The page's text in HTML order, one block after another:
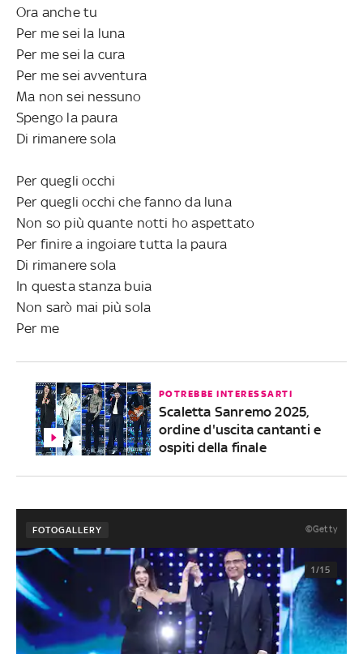
Ora anche tu
Per me sei la luna
Per me sei la cura
Per me sei avventura
Ma non sei nessuno
Spengo la paura
Di rimanere sola
Per quegli occhi
Per quegli occhi che fanno da luna
Non so più quante notti ho aspettato
Per finire a ingoiare tutta la paura
Di rimanere sola
In questa stanza buia
Non sarò mai più sola
Per me
POTREBBE INTERESSARTI
Scaletta Sanremo 2025,
ordine d'uscita cantanti e
ospiti della finale
FOTOGALLERY ©Getty
1/15